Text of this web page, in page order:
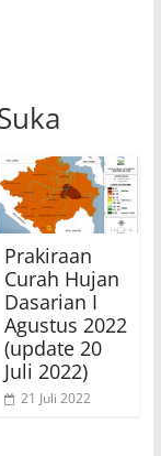
Prakiraan
Curah Hujan
Dasarian I
Agustus 2022
(update 20
Juli 2022)
21 Juli 2022